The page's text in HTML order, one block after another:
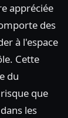
appréciée
des
à l'espace
Cette
du
que
les